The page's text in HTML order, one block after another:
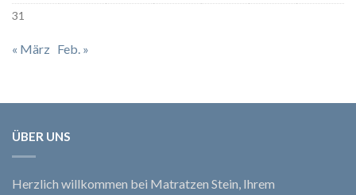
31
« März Feb. »
ÜBER UNS
Herzlich willkommen bei Matratzen Stein, Ihrem